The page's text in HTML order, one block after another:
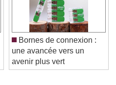
Bornes de connexion :
une avancée vers un
avenir plus vert